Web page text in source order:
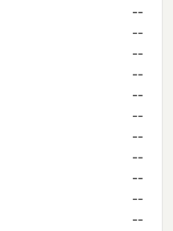
--
--
--
--
--
--
--
--
--
--
--